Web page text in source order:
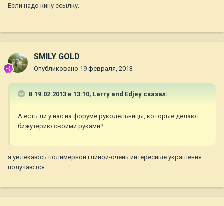
Если надо кину ссылку.
SMILY GOLD
Опубликовано 19 февраля, 2013
В 19.02.2013 в 13:10, Larry and Edjey сказал:
А есть ли у нас на форуме рукодельницы, которые делают
бижутерию своими руками?
я увлекаюсь полимерной глиной-очень интересные украшения
получаются